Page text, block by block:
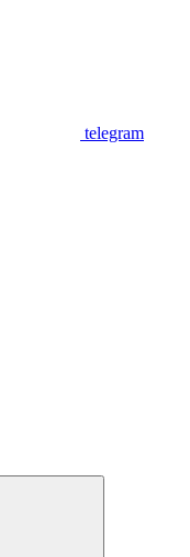
telegram